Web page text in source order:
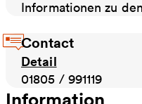
Informationen zu
Contact
Detail
01805 / 991119